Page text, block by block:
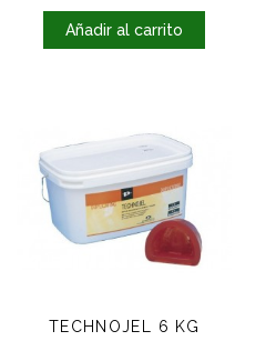
Añadir al carrito
TECHNOJEL 6 KG